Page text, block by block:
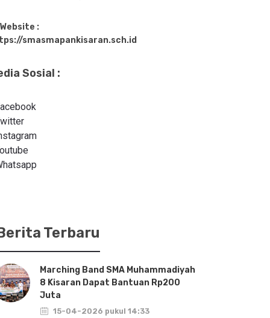
Website :
smasmapankisaran.sch.id
Sosial :
Terbaru
Marching Band SMA Muhammadiyah
8 Kisaran Dapat Bantuan Rp200
Juta
15-04-2026 pukul 14:33